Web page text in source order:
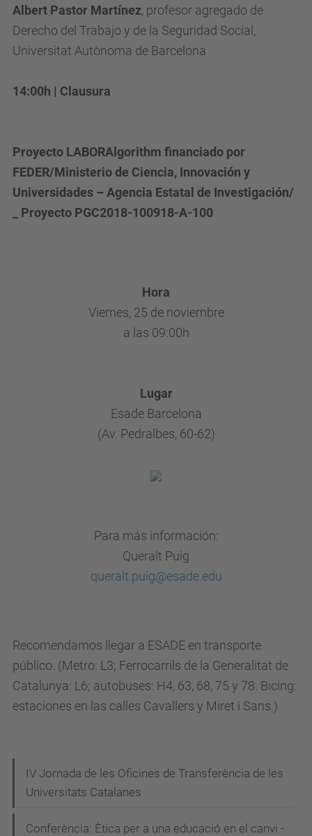
b
o
r
l
Inteligencia
Artificial
y
Relación
en
Albert Pastor Martínez, profesor agregado de
Derecho del Trabajo y de la Seguridad Social,
Universitat Autònoma de Barcelona
14:00h | Clausura
Proyecto LABORAlgorithm financiado por
FEDER/Ministerio de Ciencia, Innovación y
Universidades – Agencia Estatal de Investigación/
_ Proyecto PGC2018-100918-A-100
Hora
Viernes, 25 de noviembre
a las 09:00h
Lugar
Esade Barcelona
(Av. Pedralbes, 60-62)
Para más información:
Queralt Puig
queralt.puig@esade.edu
Recomendamos llegar a ESADE en transporte
público. (Metro: L3; Ferrocarrils de la Generalitat de
Catalunya: L6; autobuses: H4, 63, 68, 75 y 78. Bicing:
estaciones en las calles Cavallers y Miret i Sans.)
v
IV Jornada de les Oficines de Transferència de les
Universitats Catalanes
Conferència: Ètica per a una educació en el canvi -